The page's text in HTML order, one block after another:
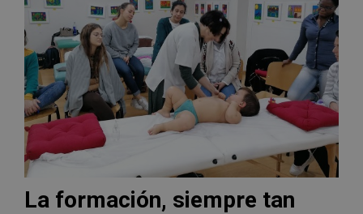
La formación, siempre tan